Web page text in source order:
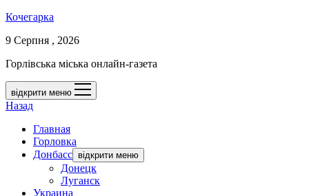
Кочегарка
9 Серпня , 2026
Горлівська міська онлайн-газета
відкрити меню
Назад
Главная
Горловка
Донбасс відкрити меню
Донецк
Луганск
Украина